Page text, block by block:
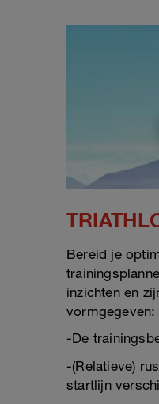
Bereid je
inzichten en
vormgegeven:
-De
-(Relatieve)
startlijn